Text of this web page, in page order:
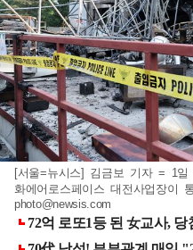
[서울=뉴시스] 김금보 기자 = 1
화에어로스페이스 대전사업장이
photo@newsis.com